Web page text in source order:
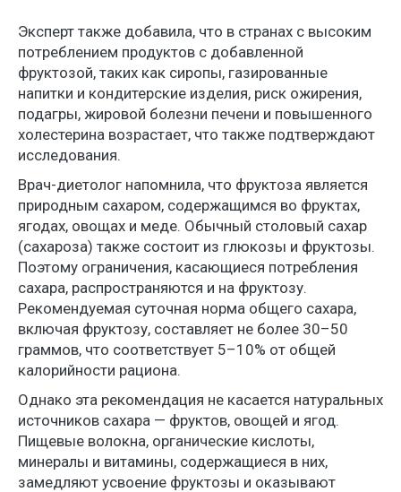
Эксперт также добавила, что в странах с высоким
потреблением продуктов с добавленной
фруктозой, таких как сиропы, газированные
напитки и кондитерские изделия, риск ожирения,
подагры, жировой болезни печени и повышенного
холестерина возрастает, что также подтверждают
исследования.
Врач-диетолог напомнила, что фруктоза является
природным сахаром, содержащимся во фруктах,
ягодах, овощах и меде. Обычный столовый сахар
(сахароза) также состоит из глюкозы и фруктозы.
Поэтому ограничения, касающиеся потребления
сахара, распространяются и на фруктозу.
Рекомендуемая суточная норма общего сахара,
включая фруктозу, составляет не более 30–50
граммов, что соответствует 5–10% от общей
калорийности рациона.
Однако эта рекомендация не касается натуральных
источников сахара — фруктов, овощей и ягод.
Пищевые волокна, органические кислоты,
минералы и витамины, содержащиеся в них,
замедляют усвоение фруктозы и оказывают